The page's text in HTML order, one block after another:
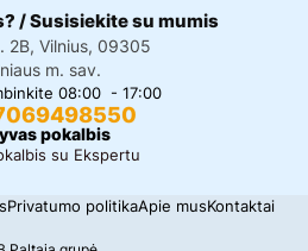
/ Susisiekite su mumis
2B, Vilnius, 09305
m. sav.
08:00 - 17:00
pokalbis
su Ekspertu
Privatumo politikaApie musKontaktai